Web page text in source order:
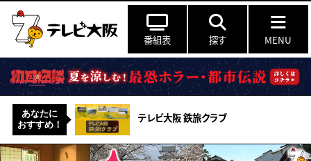
番組表 探す MENU
あなたに
おすすめ！
テレビ大阪 鉄旅クラブ